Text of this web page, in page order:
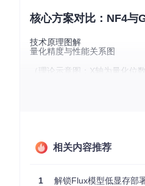
核心方案对比：NF4与
技术原理图解
量化精度与性能关系图
（理论示意图：X轴为量化位
质量损失
加载速度
中等（需实
相关内容推荐
1 解锁Flux模型低显存部